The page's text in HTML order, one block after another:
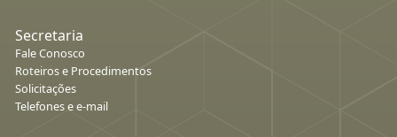
Secretaria
Fale Conosco
Roteiros e Procedimentos
Solicitações
Telefones e e-mail